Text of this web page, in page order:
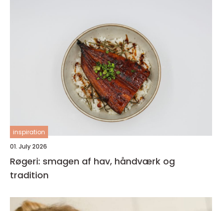
inspiration
01. July 2026
Røgeri: smagen af hav, håndværk og
tradition